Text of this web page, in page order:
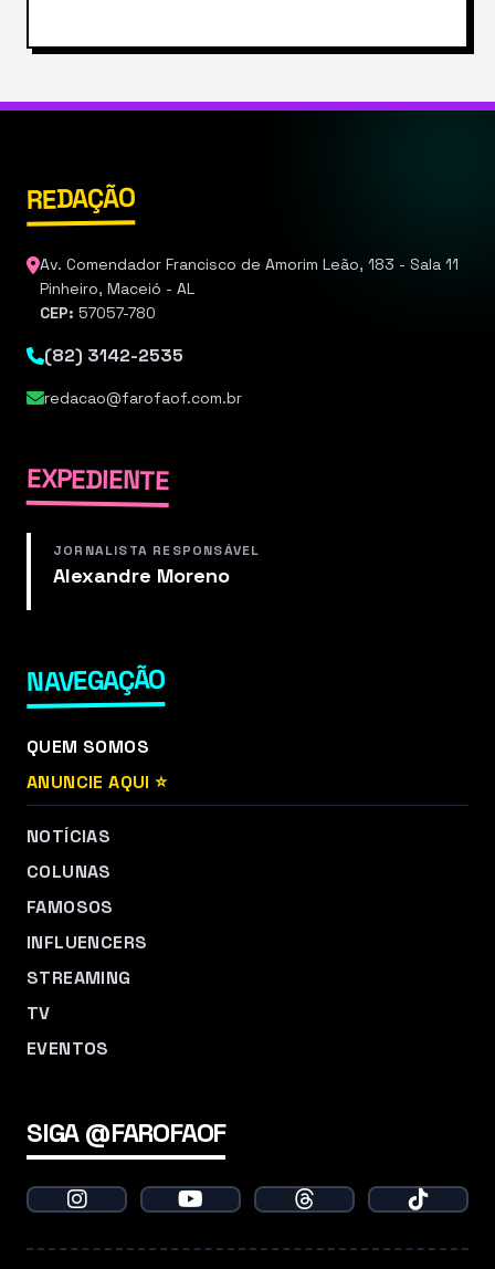
REDAÇÃO
Av. Comendador Francisco de Amorim Leão, 183 - Sala 11
Pinheiro, Maceió - AL
CEP: 57057-780
(82) 3142-2535
redacao@farofaof.com.br
EXPEDIENTE
JORNALISTA RESPONSÁVEL
Alexandre Moreno
NAVEGAÇÃO
QUEM SOMOS
ANUNCIE AQUI ⭐
NOTÍCIAS
COLUNAS
FAMOSOS
INFLUENCERS
STREAMING
TV
EVENTOS
SIGA @FAROFAOF